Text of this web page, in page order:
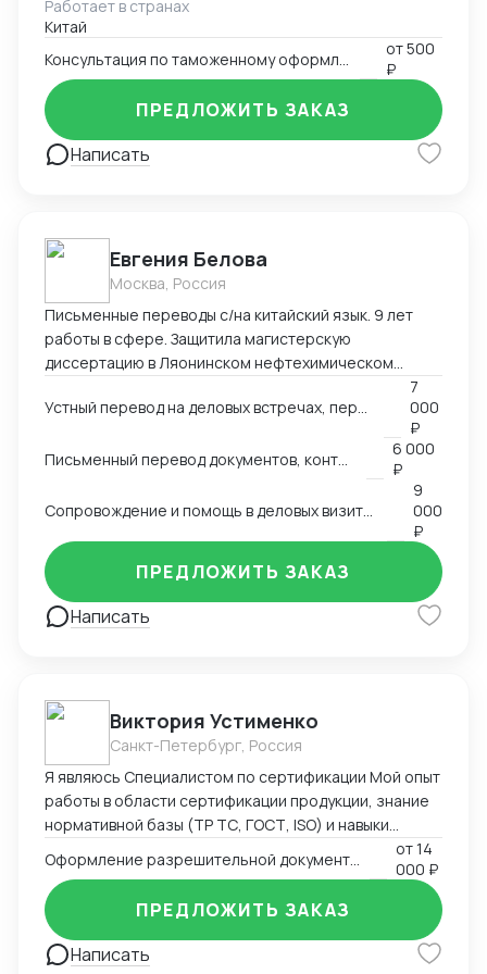
товаров. Многотоварные ДТ.
Работает в странах
Китай
от500
₽
Написать
ПРЕДЛОЖИТЬ ЗАКАЗ
Евгения Белова
Москва, Россия
Письменные переводы с/на китайский язык. 9 лет
работы в сфере. Защитила магистерскую
диссертацию в Ляонинском нефтехимическом
тематик любой сложности.
Устный перевод на деловых встречах, переговорах других мероприятиях
7
000
₽
6 000
₽
Сопровождение и помощь в деловых визитах, переездах и туристических поездках
9
000
₽
Написать
ПРЕДЛОЖИТЬ ЗАКАЗ
Виктория Устименко
Санкт-Петербург, Россия
Я являюсь Специалистом по сертификации Мой опыт
работы в области сертификации продукции, знание
нормативной базы (ТР ТС, ГОСТ, ISO) и навыки
позволяют мне эффективно решать задачи по
подтверждению соответствия продукции
установленным требованиям. Оформляю
техническую документацию и консультирую по
вопросам
от14
000 ₽
Написать
ПРЕДЛОЖИТЬ ЗАКАЗ